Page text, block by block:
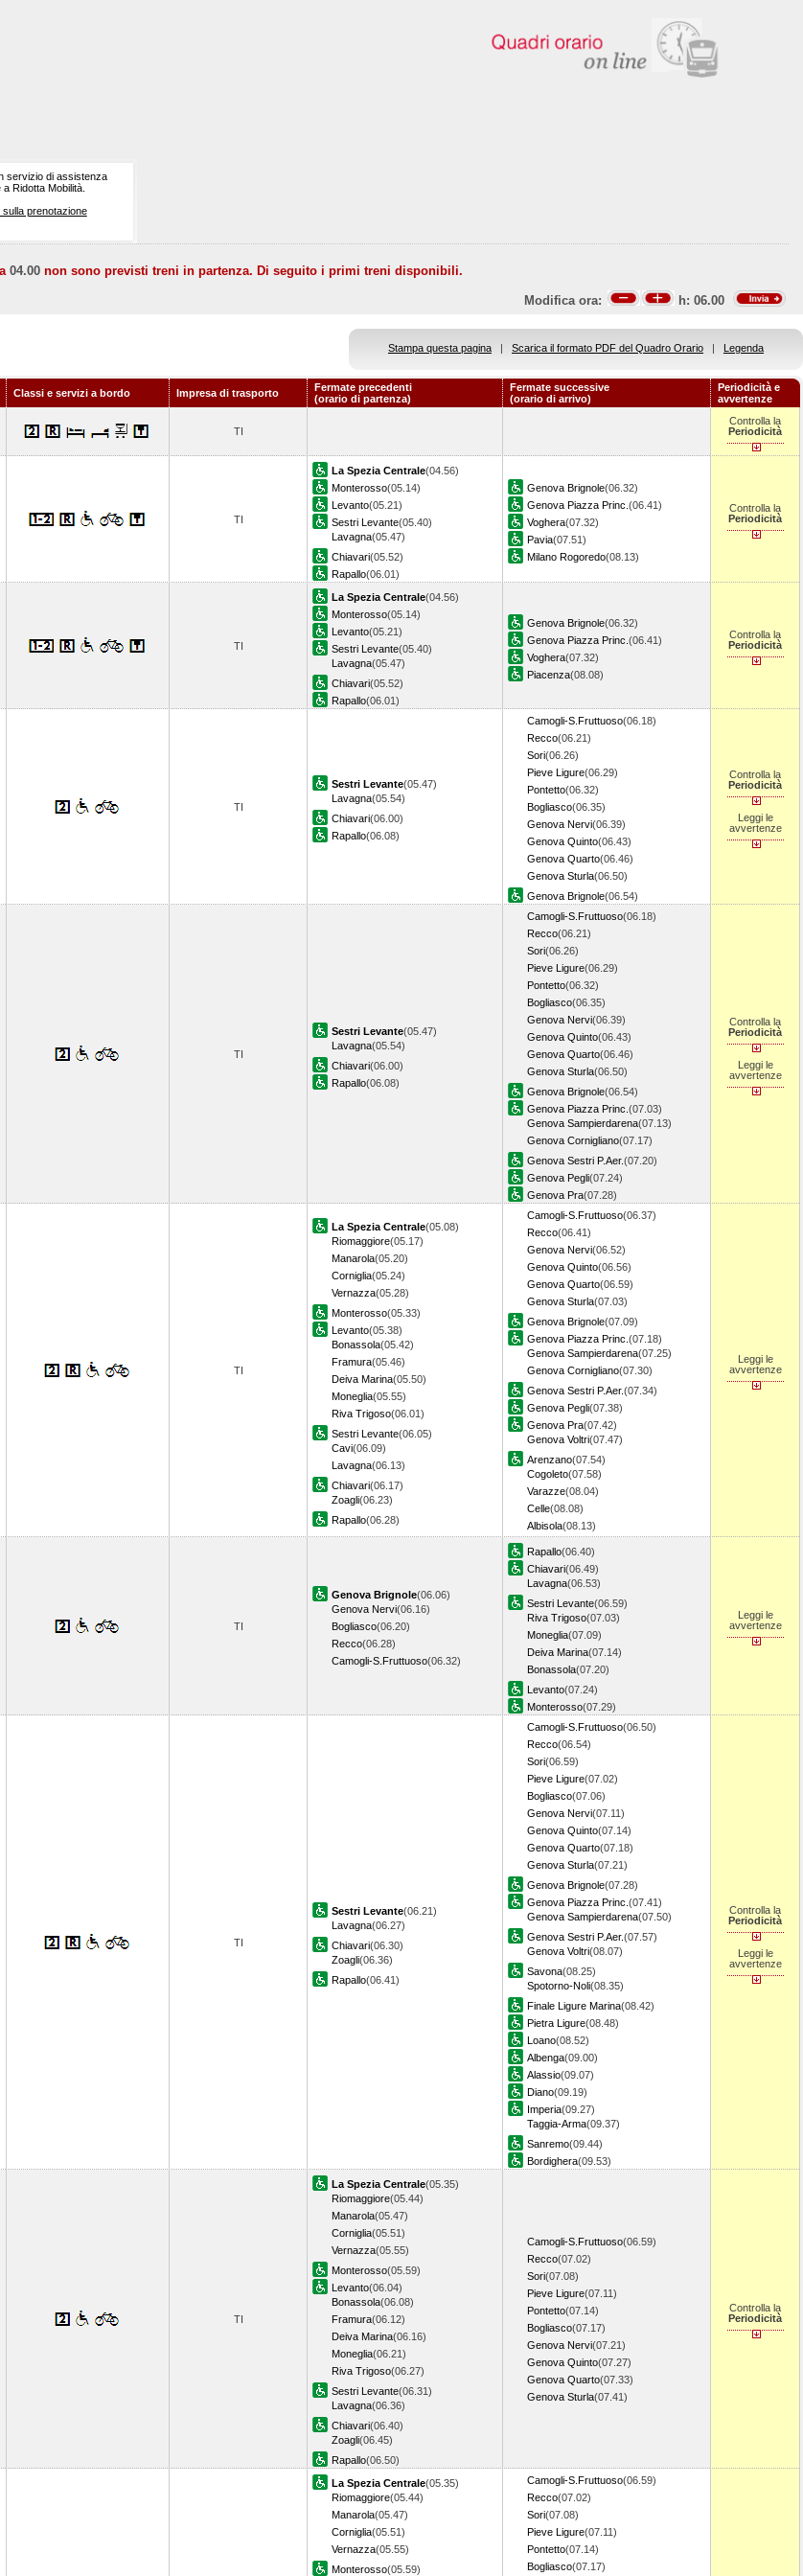
servizio di assistenza
Ridotta Mobilità.
sulla prenotazione
04.00 non sono previsti treni in partenza. Di seguito i primi treni disponibili.
Modifica ora: h: 06.00
Stampa questa pagina | Scarica il formato PDF del Quadro Orario | Legenda
Classi e servizi a bordo Impresa di trasporto
Fermate precedenti
(orario di partenza)
Fermate successive
(orario di arrivo)
Periodicità e
avvertenze
TI
Controlla la
Periodicità
TI
La Spezia Centrale(04.56)
Monterosso(05.14)
Levanto(05.21)
Sestri Levante(05.40)
Lavagna(05.47)
Chiavari(05.52)
Rapallo(06.01)
Genova Brignole(06.32)
Genova Piazza Princ. (06.41)
Voghera(07.32)
Pavia(07.51)
Milano Rogoredo(08.13)
Controlla la
Periodicità
TI
La Spezia Centrale(04.56)
Monterosso(05.14)
Levanto(05.21)
Sestri Levante(05.40)
Lavagna(05.47)
Chiavari(05.52)
Rapallo(06.01)
Genova Brignole(06.32)
Genova Piazza Princ. (06.41)
Voghera(07.32)
Piacenza(08.08)
Controlla la
Periodicità
TI
Sestri Levante(05.47)
Lavagna(05.54)
Chiavari(06.00)
Rapallo(06.08)
Camogli-S.Fruttuoso(06.18)
Recco(06.21)
Sori(06.26)
Pieve Ligure(06.29)
Pontetto(06.32)
Bogliasco(06.35)
Genova Nervi(06.39)
Genova Quinto(06.43)
Genova Quarto(06.46)
Genova Sturla(06.50)
Genova Brignole(06.54)
Controlla la
Periodicità
Leggi le
avvertenze
TI
Sestri Levante(05.47)
Lavagna(05.54)
Chiavari(06.00)
Rapallo(06.08)
Camogli-S.Fruttuoso(06.18)
Recco(06.21)
Sori(06.26)
Pieve Ligure(06.29)
Pontetto(06.32)
Bogliasco(06.35)
Genova Nervi(06.39)
Genova Quinto(06.43)
Genova Quarto(06.46)
Genova Sturla(06.50)
Genova Brignole(06.54)
Genova Piazza Princ. (07.03)
Genova Sampierdarena(07.13)
Genova Cornigliano(07.17)
Genova Sestri P.Aer.(07.20)
Genova Pegli(07.24)
Genova Pra(07.28)
Controlla la
Periodicità
Leggi le
avvertenze
TI
La Spezia Centrale(05.08)
Riomaggiore(05.17)
Manarola(05.20)
Corniglia(05.24)
Vernazza(05.28)
Monterosso(05.33)
Levanto(05.38)
Bonassola(05.42)
Framura(05.46)
Deiva Marina(05.50)
Moneglia(05.55)
Riva Trigoso(06.01)
Sestri Levante(06.05)
Cavi(06.09)
Lavagna(06.13)
Chiavari(06.17)
Zoagli(06.23)
Rapallo(06.28)
Camogli-S.Fruttuoso(06.37)
Recco(06.41)
Genova Nervi(06.52)
Genova Quinto(06.56)
Genova Quarto(06.59)
Genova Sturla(07.03)
Genova Brignole(07.09)
Genova Piazza Princ. (07.18)
Genova Sampierdarena(07.25)
Genova Cornigliano(07.30)
Genova Sestri P.Aer.(07.34)
Genova Pegli(07.38)
Genova Pra(07.42)
Genova Voltri(07.47)
Arenzano(07.54)
Cogoleto(07.58)
Varazze(08.04)
Celle(08.08)
Albisola(08.13)
Leggi le
avvertenze
TI
Genova Brignole(06.06)
Genova Nervi(06.16)
Bogliasco(06.20)
Recco(06.28)
Camogli-S.Fruttuoso(06.32)
Rapallo(06.40)
Chiavari(06.49)
Lavagna(06.53)
Sestri Levante(06.59)
Riva Trigoso(07.03)
Moneglia(07.09)
Deiva Marina(07.14)
Bonassola(07.20)
Levanto(07.24)
Monterosso(07.29)
Leggi le
avvertenze
TI
Sestri Levante(06.21)
Lavagna(06.27)
Chiavari(06.30)
Zoagli(06.36)
Rapallo(06.41)
Camogli-S.Fruttuoso(06.50)
Recco(06.54)
Sori(06.59)
Pieve Ligure(07.02)
Bogliasco(07.06)
Genova Nervi(07.11)
Genova Quinto(07.14)
Genova Quarto(07.18)
Genova Sturla(07.21)
Genova Brignole(07.28)
Genova Piazza Princ. (07.41)
Genova Sampierdarena(07.50)
Genova Sestri P.Aer.(07.57)
Genova Voltri(08.07)
Savona(08.25)
Spotorno-Noli(08.35)
Finale Ligure Marina(08.42)
Pietra Ligure(08.48)
Loano(08.52)
Albenga(09.00)
Alassio(09.07)
Diano(09.19)
Imperia(09.27)
Taggia-Arma(09.37)
Sanremo(09.44)
Bordighera(09.53)
Controlla la
Periodicità
Leggi le
avvertenze
TI
La Spezia Centrale(05.35)
Riomaggiore(05.44)
Manarola(05.47)
Corniglia(05.51)
Vernazza(05.55)
Monterosso(05.59)
Levanto(06.04)
Bonassola(06.08)
Framura(06.12)
Deiva Marina(06.16)
Moneglia(06.21)
Riva Trigoso(06.27)
Sestri Levante(06.31)
Lavagna(06.36)
Chiavari(06.40)
Zoagli(06.45)
Rapallo(06.50)
Camogli-S.Fruttuoso(06.59)
Recco(07.02)
Sori(07.08)
Pieve Ligure(07.11)
Pontetto(07.14)
Bogliasco(07.17)
Genova Nervi(07.21)
Genova Quinto(07.27)
Genova Quarto(07.33)
Genova Sturla(07.41)
Controlla la
Periodicità
La Spezia Centrale(05.35)
Riomaggiore(05.44)
Manarola(05.47)
Corniglia(05.51)
Vernazza(05.55)
Monterosso(05.59)
Camogli-S.Fruttuoso(06.59)
Recco(07.02)
Sori(07.08)
Pieve Ligure(07.11)
Pontetto(07.14)
Bogliasco(07.17)